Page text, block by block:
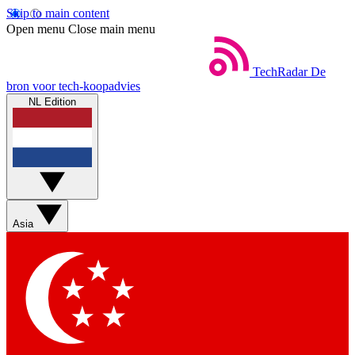
Skip to main content
Open menu Close main menu
TechRadar De
bron voor tech-koopadvies
NL Edition
Asia